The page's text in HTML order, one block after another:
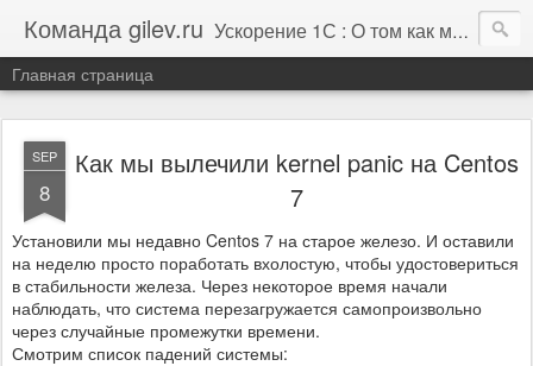
Команда gilev.ru Ускорение 1С : О том как мы это делаем. И не только про это.
Главная страница
SEP
8
Как мы вылечили kernel panic на Centos
7
Установили мы недавно Centos 7 на старое железо. И оставили
на неделю просто поработать вхолостую, чтобы удостовериться
в стабильности железа. Через некоторое время начали
наблюдать, что система перезагружается самопроизвольно
через случайные промежутки времени.
Смотрим список падений системы: